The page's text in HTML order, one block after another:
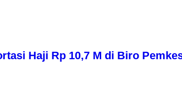
Haji Rp 10,7 M di Biro